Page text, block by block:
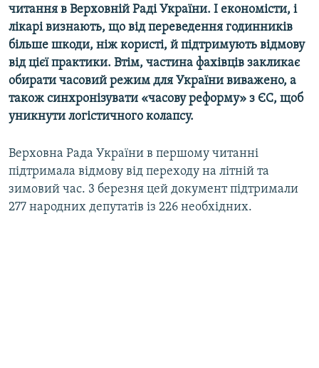
читання в Верховній Раді України. І економісти, і
лікарі визнають, що від переведення годинників
більше шкоди, ніж користі, й підтримують відмову
від цієї практики. Втім, частина фахівців закликає
обирати часовий режим для України виважено, а
також синхронізувати «часову реформу» з ЄС, щоб
уникнути логістичного колапсу.
Верховна Рада України в першому читанні
підтримала відмову від переходу на літній та
зимовий час. 3 березня цей документ підтримали
277 народних депутатів із 226 необхідних.